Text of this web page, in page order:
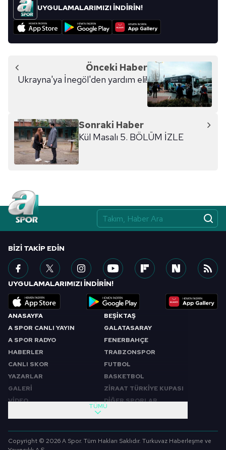
UYGULAMALARIMIZI İNDİRİN!
Önceki Haber
Ukrayna'ya İnegöl'den yardım eli!
Sonraki Haber
Kül Masalı 5. BÖLÜM İZLE
ANASAYFA
A SPOR CANLI YAYIN
A SPOR RADYO
HABERLER
CANLI SKOR
YAZARLAR
GALERİ
VİDEO
BEŞİKTAŞ
GALATASARAY
FENERBAHÇE
TRABZONSPOR
FUTBOL
BASKETBOL
ZİRAAT TÜRKİYE KUPASI
DİĞER SPORLAR
SABAH SPORU
FUTBOL
TÜMÜ
BIZI TAKIP EDIN
UYGULAMALARIMIZI İNDİRİN!
Copyright © 2026 A Spor. Tüm Hakları Saklıdır. Turkuvaz Haberleşme ve